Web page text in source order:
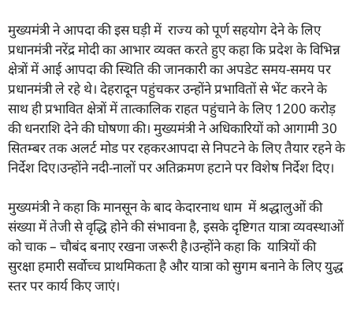
मुख्यमंत्री ने आपदा की इस घड़ी में राज्य को पूर्ण सहयोग देने के लिए
प्रधानमंत्री नरेंद्र मोदी का आभार व्यक्त करते हुए कहा कि प्रदेश के विभिन्न
क्षेत्रों में आई आपदा की स्थिति की जानकारी का अपडेट समय-समय पर
प्रधानमंत्री ले रहे थे। देहरादून पहुंचकर उन्होंने प्रभावितों से भेंट करने के
साथ ही प्रभावित क्षेत्रों में तात्कालिक राहत पहुंचाने के लिए 1200 करोड़
की धनराशि देने की घोषणा की। मुख्यमंत्री ने अधिकारियों को आगामी 30
सितम्बर तक अलर्ट मोड पर रहकरआपदा से निपटने के लिए तैयार रहने के
निर्देश दिए।उन्होंने नदी-नालों पर अतिक्रमण हटाने पर विशेष निर्देश दिए।
मुख्यमंत्री ने कहा कि मानसून के बाद केदारनाथ धाम में श्रद्धालुओं की
संख्या में तेजी से वृद्धि होने की संभावना है, इसके दृष्टिगत यात्रा व्यवस्थाओं
को चाक – चौबंद बनाए रखना जरूरी है।उन्होंने कहा कि यात्रियों की
सुरक्षा हमारी सर्वोच्च प्राथमिकता है और यात्रा को सुगम बनाने के लिए युद्ध
स्तर पर कार्य किए जाएं।